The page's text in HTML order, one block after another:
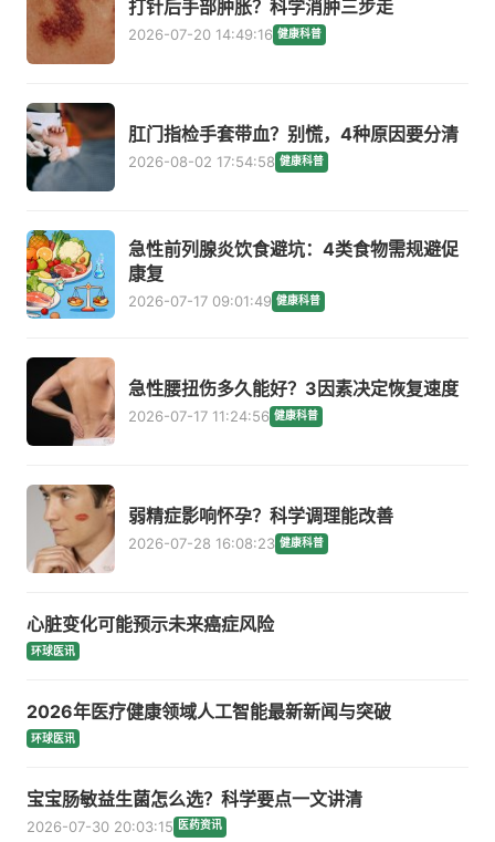
打针后手部肿胀？科学消肿三步走
2026-07-20 14:49:16 健康科普
肛门指检手套带血？别慌，4种原因要分清
2026-08-02 17:54:58 健康科普
急性前列腺炎饮食避坑：4类食物需规避促
康复
2026-07-17 09:01:49 健康科普
急性腰扭伤多久能好？3因素决定恢复速度
2026-07-17 11:24:56 健康科普
弱精症影响怀孕？科学调理能改善
2026-07-28 16:08:23 健康科普
心脏变化可能预示未来癌症风险
环球医讯
2026年医疗健康领域人工智能最新新闻与突破
环球医讯
宝宝肠敏益生菌怎么选？科学要点一文讲清
2026-07-30 20:03:15 医药资讯